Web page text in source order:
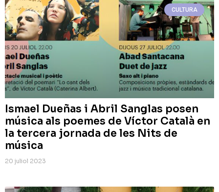
CULTURA
Ismael Dueñas i Abril Sanglas posen
música als poemes de Víctor Català en
la tercera jornada de les Nits de
música
20 juliol 2023